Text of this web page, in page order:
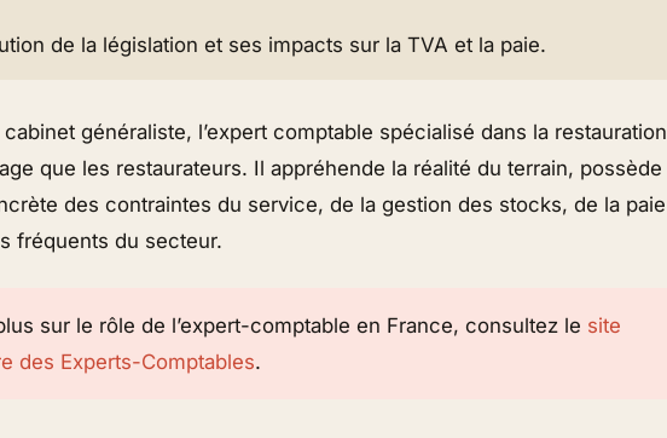
de la législation et ses impacts sur la TVA et la paie.
généraliste, l’expert comptable spécialisé dans la restauration
que les restaurateurs. Il appréhende la réalité du terrain, possède
des contraintes du service, de la gestion des stocks, de la paie
fréquents du secteur.
sur le rôle de l’expert-comptable en France, consultez le site
des Experts-Comptables.